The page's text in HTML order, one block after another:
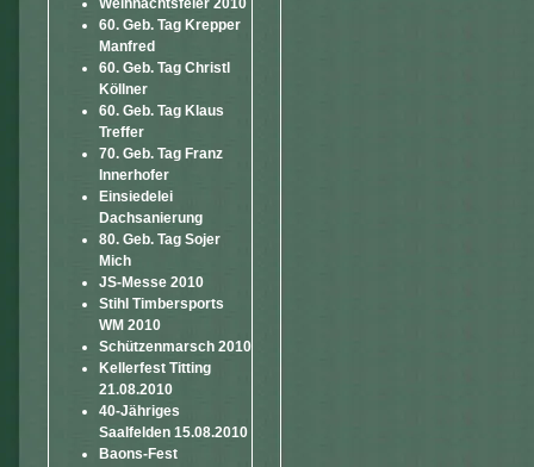
Weihnachtsfeier 2010
60. Geb. Tag Krepper
Manfred
60. Geb. Tag Christl
Köllner
60. Geb. Tag Klaus
Treffer
70. Geb. Tag Franz
Innerhofer
Einsiedelei
Dachsanierung
80. Geb. Tag Sojer
Mich
JS-Messe 2010
Stihl Timbersports
WM 2010
Schützenmarsch 2010
Kellerfest Titting
21.08.2010
40-Jähriges
Saalfelden 15.08.2010
Baons-Fest